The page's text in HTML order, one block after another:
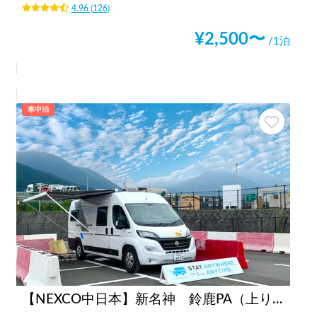
4.96(126)
¥2,500〜 /1泊
車中泊
【NEXCO中日本】新名神 鈴鹿PA（上り）RVステーション鈴鹿※電源付き！